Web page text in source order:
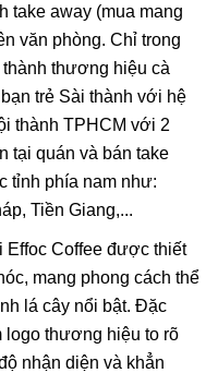
take away (mua mang
văn phòng. Chỉ trong
thương hiệu cà
trẻ Sài thành với hệ
thành TPHCM với 2
tại quán và bán take
tỉnh phía nam như:
Tiền Giang,...
Effoc Coffee được thiết
mang phong cách thể
lá cây nổi bật. Đặc
logo thương hiệu to rõ
nhận diện và khẳn